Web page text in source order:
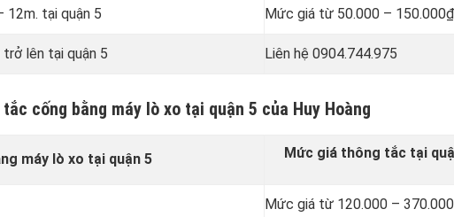
12m. tại quận 5 Mức giá từ 50.000 – 150.000₫
lên tại quận 5 Liên hệ 0904.744.975
cống bằng máy lò xo tại quận 5 của Huy Hoàng
máy lò xo tại quận 5 Mức giá thông tắc tại
Mức giá từ 120.000 –